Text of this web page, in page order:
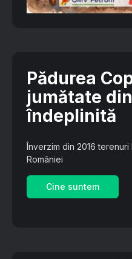
Pădurea
jumătate
îndeplinită
Înverzim din 2016
României
Cine suntem